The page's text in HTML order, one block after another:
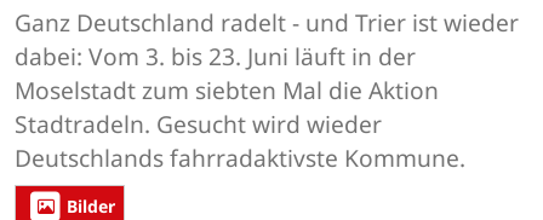
Ganz Deutschland radelt - und Trier ist wieder
dabei: Vom 3. bis 23. Juni läuft in der
Moselstadt zum siebten Mal die Aktion
Stadtradeln. Gesucht wird wieder
Deutschlands fahrradaktivste Kommune.
Bilder